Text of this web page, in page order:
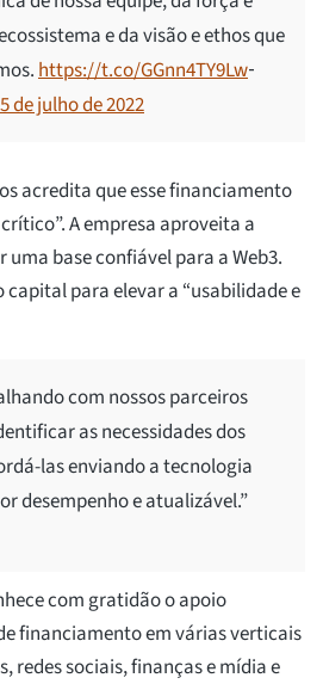
e da visão e ethos que
https://t.co/GGnn4TY9Lw-
de julho de 2022
acredita que esse financiamento
A empresa aproveita a
base confiável para a Web3.
para elevar a “usabilidade e
com nossos parceiros
as necessidades dos
las enviando a tecnologia
desempenho e atualizável.”
com gratidão o apoio
financiamento em várias verticais
redes sociais, finanças e mídia e